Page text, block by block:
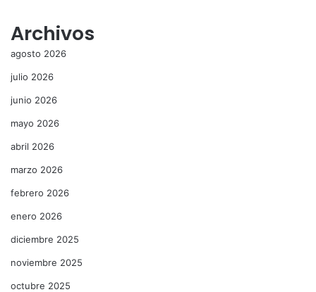
Archivos
agosto 2026
julio 2026
junio 2026
mayo 2026
abril 2026
marzo 2026
febrero 2026
enero 2026
diciembre 2025
noviembre 2025
octubre 2025